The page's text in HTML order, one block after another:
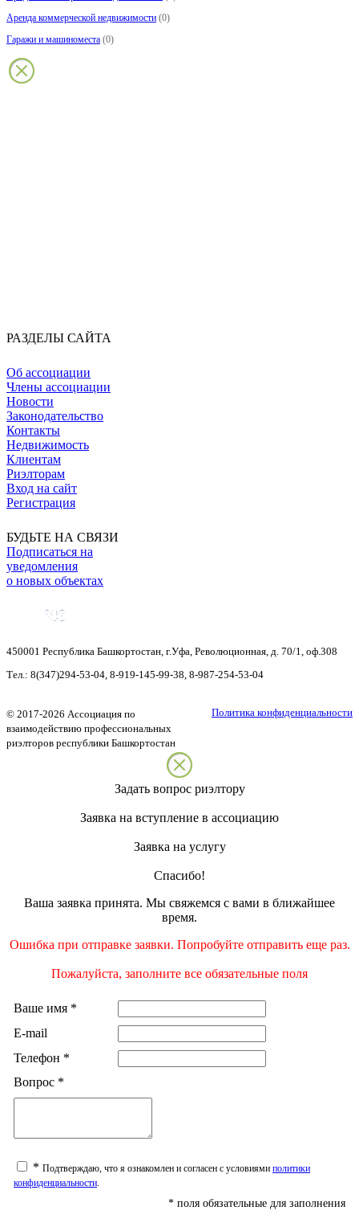
Аренда коммерческой недвижимости (0)
Гаражи и машиноместа (0)
РАЗДЕЛЫ САЙТА
Об ассоциации
Члены ассоциации
Новости
Законодательство
Контакты
Недвижимость
Клиентам
Риэлторам
Вход на сайт
Регистрация
БУДЬТЕ НА СВЯЗИ
Подписаться на
уведомления
о новых объектах
450001 Республика Башкортостан г.Уфа Революционная, д. 70/1, оф.308
Тел.: 8(347)294-53-04 8-919-145-99-38 8-987-254-53-04
Политика конфиденциальности
© 2017-2026 Ассоциация по
взаимодействию профессиональных
риэлторов республики Башкортостан
Задать вопрос риэлтору
Заявка на вступление в ассоциацию
Заявка на услугу
Спасибо!
Ваша заявка принята. Мы свяжемся с вами в ближайшее
время.
Ошибка при отправке заявки. Попробуйте отправить еще раз.
Пожалуйста, заполните все обязательные поля
Ваше имя *
E-mail
Телефон *
Вопрос *
* Подтверждаю, что я ознакомлен и согласен с условиями политики
конфиденциальности
* поля обязательные для заполнения